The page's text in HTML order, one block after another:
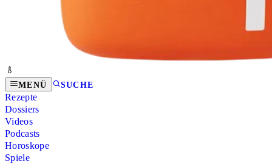
MENÜ SUCHE
Rezepte
Dossiers
Videos
Podcasts
Horoskope
Spiele